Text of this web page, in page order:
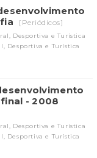
[Periódicos]
Desportiva e Turística
Desportiva e Turística
- 2008
Desportiva e Turística
Desportiva e Turística